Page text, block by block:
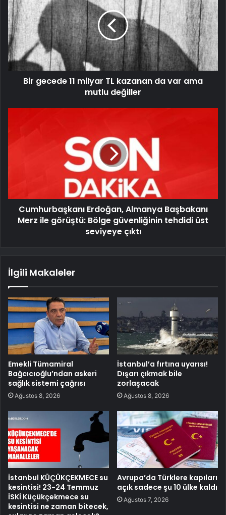
Bir gecede 11 milyar TL kazanan da var ama
mutlu değiller
Cumhurbaşkanı Erdoğan, Almanya Başbakanı
Merz ile görüştü: Bölge güvenliğinin tehdidi üst
seviyeye çıktı
İlgili Makaleler
Emekli Tümamiral
Bağcıcıoğlu’ndan askeri
sağlık sistemi çağrısı
Ağustos 8, 2026
İstanbul’a fırtına uyarısı!
Dışarı çıkmak bile
zorlaşacak
Ağustos 8, 2026
İstanbul KÜÇÜKÇEKMECE su
kesintisi! 23-24 Temmuz
İSKİ Küçükçekmece su
kesintisi ne zaman bitecek,
Avrupa’da Türklere kapıları
açık sadece şu 10 ülke kaldı
Ağustos 7, 2026